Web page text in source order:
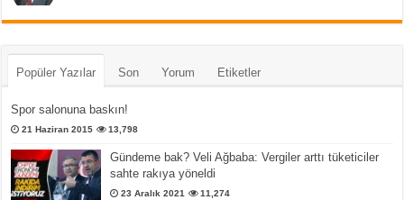
Popüler Yazılar Son Yorum Etiketler
Spor salonuna baskın!
21 Haziran 2015 13,798
Gündeme bak? Veli Ağbaba: Vergiler arttı tüketiciler
sahte rakıya yöneldi
23 Aralık 2021 11,274